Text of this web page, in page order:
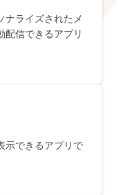
ナライズされたメ
配信できるアプリ
示できるアプリで